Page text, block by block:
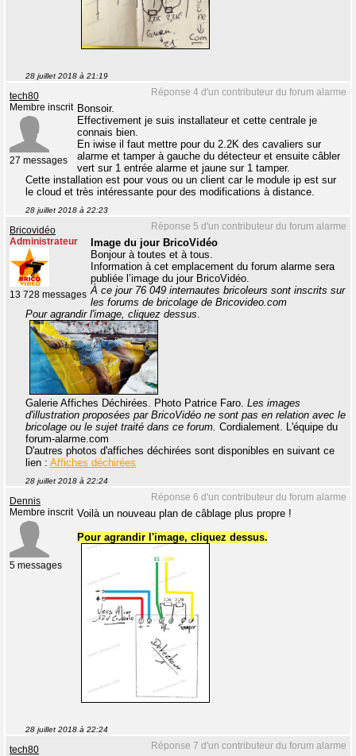
28 juillet 2018 à 21:19
Réponse 4 d'un contributeur du forum alarme
tech80
Membre inscrit
27 messages
Bonsoir.
Effectivement je suis installateur et cette centrale je
connais bien.
En iwise il faut mettre pour du 2.2K des cavaliers sur
alarme et tamper à gauche du détecteur et ensuite câbler
vert sur 1 entrée alarme et jaune sur 1 tamper.
Cette installation est pour vous ou un client car le module ip est sur
le cloud et très intéressante pour des modifications à distance.
28 juillet 2018 à 22:23
Réponse 5 d'un contributeur du forum alarme
Bricovidéo
Administrateur
13 728 messages
Image du jour BricoVidéo
Bonjour à toutes et à tous.
Information à cet emplacement du forum alarme sera
publiée l’image du jour BricoVidéo.
À ce jour 76 049 internautes bricoleurs sont inscrits sur
les forums de bricolage de Bricovideo.com
Pour agrandir l'image, cliquez dessus.
Galerie Affiches Déchirées. Photo Patrice Faro. Les images
d'illustration proposées par BricoVidéo ne sont pas en relation avec le
bricolage ou le sujet traité dans ce forum. Cordialement. L'équipe du
forum-alarme.com
D'autres photos d'affiches déchirées sont disponibles en suivant ce
lien : Affiches déchirées
28 juillet 2018 à 22:24
Réponse 6 d'un contributeur du forum alarme
Dennis
Membre inscrit
5 messages
Voilà un nouveau plan de câblage plus propre !
Pour agrandir l'image, cliquez dessus.
28 juillet 2018 à 22:24
Réponse 7 d'un contributeur du forum alarme
tech80